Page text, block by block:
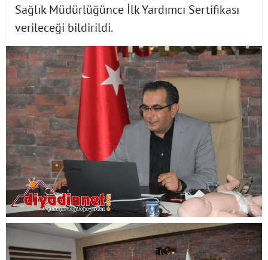
Sağlık Müdürlüğünce İlk Yardımcı Sertifikası
verileceği bildirildi.